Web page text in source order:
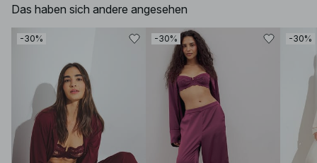
Das haben sich andere angesehen
-30% -30% -30%